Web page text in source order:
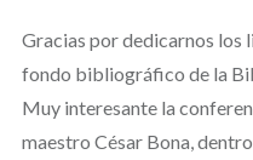
Gracias por dedicarnos los
fondo bibliográfico de la
Muy interesante la
maestro César Bona,